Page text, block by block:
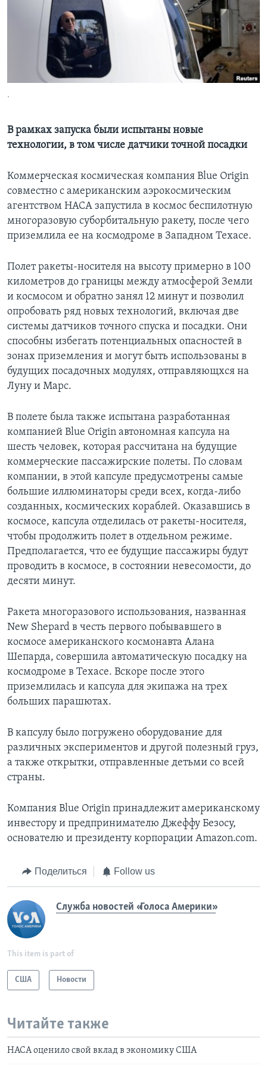
Learning English
СОЦИАЛЬНЫЕ СЕТИ
.
В рамках запуска были испытаны новые
технологии, в том числе датчики точной посадки
Коммерческая космическая компания Blue Origin
совместно с американским аэрокосмическим
агентством НАСА запустила в космос беспилотную
многоразовую суборбитальную ракету, после чего
приземлила ее на космодроме в Западном Техасе.
Полет ракеты-носителя на высоту примерно в 100
километров до границы между атмосферой Земли
и космосом и обратно занял 12 минут и позволил
опробовать ряд новых технологий, включая две
системы датчиков точного спуска и посадки. Они
способны избегать потенциальных опасностей в
зонах приземления и могут быть использованы в
будущих посадочных модулях, отправляющхся на
Луну и Марс.
В полете была также испытана разработанная
компанией Blue Origin автономная капсула на
шесть человек, которая рассчитана на будущие
коммерческие пассажирские полеты. По словам
компании, в этой капсуле предусмотрены самые
большие иллюминаторы среди всех, когда-либо
созданных, космических кораблей. Оказавшись в
космосе, капсула отделилась от ракеты-носителя,
чтобы продолжить полет в отдельном режиме.
Предполагается, что ее будущие пассажиры будут
проводить в космосе, в состоянии невесомости, до
десяти минут.
Ракета многоразового использования, названная
New Shepard в честь первого побывавшего в
космосе американского космонавта Алана
Шепарда, совершила автоматическую посадку на
космодроме в Техасе. Вскоре после этого
приземлилась и капсула для экипажа на трех
больших парашютах.
В капсулу было погружено оборудование для
различных экспериментов и другой полезный груз,
а также открытки, отправленные детьми со всей
страны.
Компания Blue Origin принадлежит американскому
инвестору и предпринимателю Джеффу Безосу,
основателю и президенту корпорации Amazon.com.
Поделиться Follow us
Служба новостей «Голоса Америки»
This item is part of
США Новости
Читайте также
НАСА оценило свой вклад в экономику США